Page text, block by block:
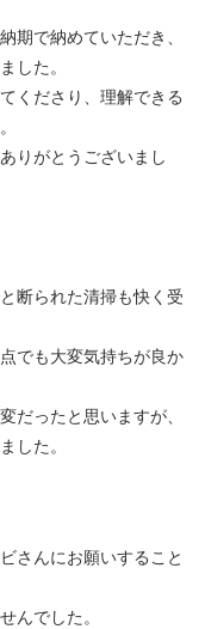
期で納めていただき、
した。
くださり、理解できる
りがとうございまし
断られた清掃も快く受
でも大変気持ちが良か
だったと思いますが、
した。
さんにお願いすること
んでした。